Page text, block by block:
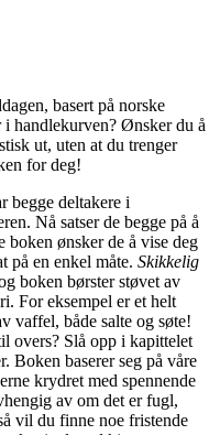
basert på norske
i handlekurven? Ønsker du å
ut, uten at du trenger
for deg!
begge deltakere i
Nå satser de begge på å
ønsker de å vise deg
på en enkel måte. Skikkelig
boken børster støvet av
For eksempel er et helt
vaffel, både salte og søte!
overs? Slå opp i kapittelet
Boken baserer seg på våre
krydret med spennende
av om det er fugl,
vil du finne noe fristende